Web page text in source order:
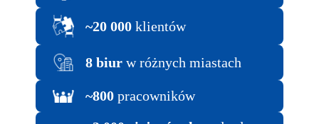
~20 000 klientów
8 biur w różnych miastach
~800 pracowników